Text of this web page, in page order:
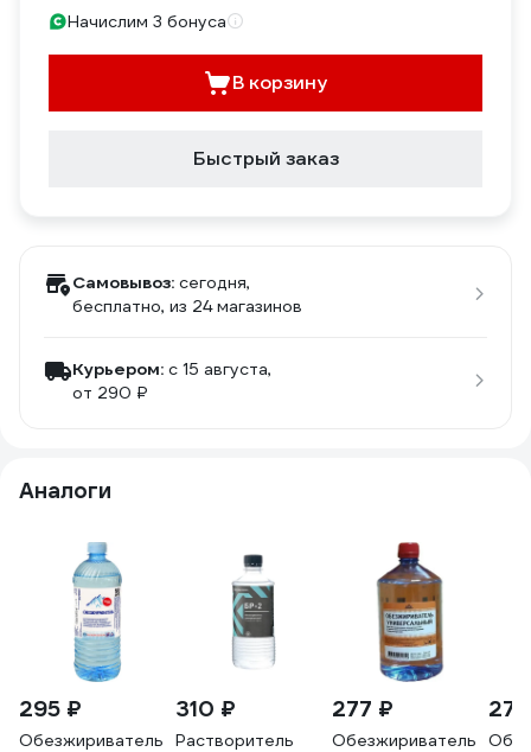
Начислим 3 бонуса
В корзину
Быстрый заказ
Самовывоз: сегодня,
бесплатно, из 24 магазинов
Курьером: c 15 августа,
от 290 ₽
Аналоги
295 ₽
Обезжириватель
310 ₽
Растворитель
277 ₽
Обезжириватель